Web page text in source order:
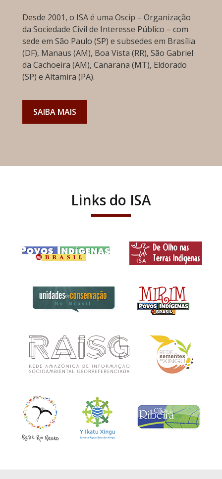
Desde 2001, o ISA é uma Oscip – Organização
da Sociedade Civil de Interesse Público – com
sede em São Paulo (SP) e subsedes em Brasília
(DF), Manaus (AM), Boa Vista (RR), São Gabriel
da Cachoeira (AM), Canarana (MT), Eldorado
(SP) e Altamira (PA).
SAIBA MAIS
Links do ISA